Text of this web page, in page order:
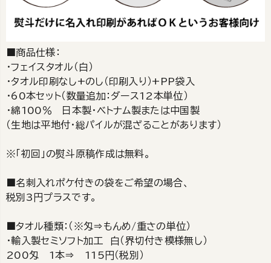
■商品仕様：
・フェイスタオル（白）
・タオル印刷なし+のし（印刷入り）+PP袋入
・60本セット（数量追加：ダース12本単位）
・綿100％ 日本製・ベトナム製または中国製
（生地は平地付・総パイルが混ざることがあります）
※「初回」の熨斗原稿作成は無料。
■名刺入れポケ付きの袋をご希望の場合、
税別3円プラスです。
■タオル種類：（※匁⇒もんめ/重さの単位）
・輸入製セミソフト加工 白（界切付き模様無し）
200匁 1本⇒ 115円（税別）